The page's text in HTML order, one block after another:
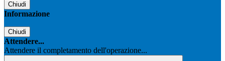
Chiudi
Informazione
Chiudi
Attendere...
Attendere il completamento dell'operazione...